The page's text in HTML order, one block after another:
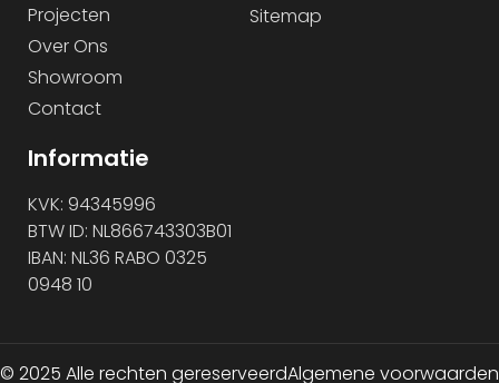
Projecten
Over Ons
Showroom
Contact
Sitemap
Informatie
KVK: 94345996
BTW ID: NL866743303B01
IBAN: NL36 RABO 0325
0948 10
© 2025 Alle rechten gereserveerdAlgemene voorwaarden